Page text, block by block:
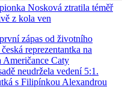
Nosková ztratila téměř
z kola ven
zápas od životního
reprezentantka na
Caty
neudržela vedení 5:1.
s Filipínkou Alexandrou